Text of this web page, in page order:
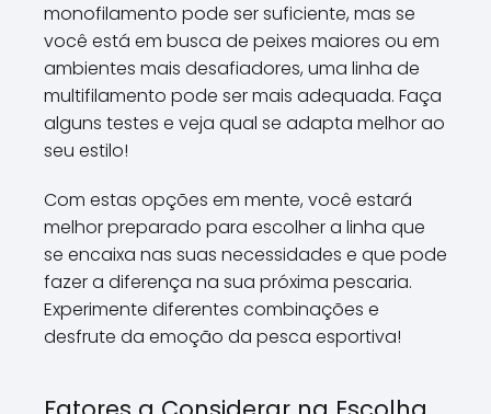
monofilamento pode ser suficiente, mas se
você está em busca de peixes maiores ou em
ambientes mais desafiadores, uma linha de
multifilamento pode ser mais adequada. Faça
alguns testes e veja qual se adapta melhor ao
seu estilo!
Com estas opções em mente, você estará
melhor preparado para escolher a linha que
se encaixa nas suas necessidades e que pode
fazer a diferença na sua próxima pescaria.
Experimente diferentes combinações e
desfrute da emoção da pesca esportiva!